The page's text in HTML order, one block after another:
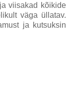
viisakad kõikide
väga üllatav.
ja kutsuksin